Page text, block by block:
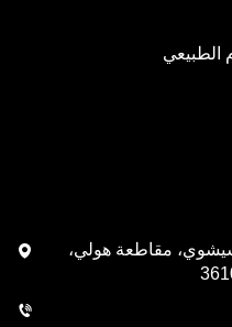
الطبيعي
رقم 619، طريق سيشوي، مقاطعة هولي،